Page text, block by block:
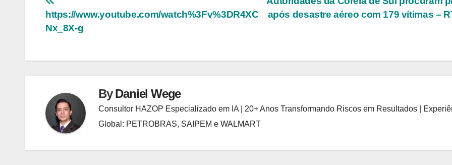
Navegação
de
após desastre aéreo com 179 vítimas –
https://www.youtube.com/watch%3Fv%3DR4XC
Nx_8X-g
ByDaniel Wege
Consultor HAZOP Especializado em IA | 20+ Anos Transformando Riscos em Resultados |
Global: PETROBRAS, SAIPEM e WALMART